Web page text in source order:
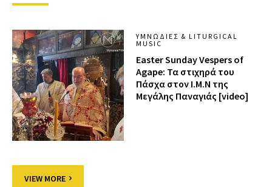
ΥΜΝΩΔΊΕΣ & LITURGICAL
MUSIC
Easter Sunday Vespers of
Agape: Τα στιχηρά του
Πάσχα στον Ι.Μ.Ν της
Μεγάλης Παναγιάς [video]
VIEW MORE